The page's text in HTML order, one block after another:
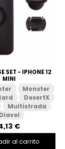
SET - IPHONE 12
MINI
Monster
DesertX
Multistrada
Diavel
€
al carrito